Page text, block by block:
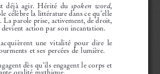
déjà  agir.  Hérité  du spoken  word,
célèbre la littérature dans ce qu’elle
La parole prise, activement, de droit,
devient  action  par  son  incantation.
acquièrent  une  vitalité  pour  dire  le
et  ses  percées  de  lumière.
dès qu’ils engagent le corps et
oralité  mythique.